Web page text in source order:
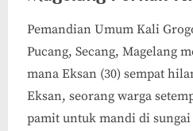
Pemandian Umum Kali
Pucang, Secang, Magelang
mana Eksan (30) sempat
Eksan, seorang warga
pamit untuk mandi di